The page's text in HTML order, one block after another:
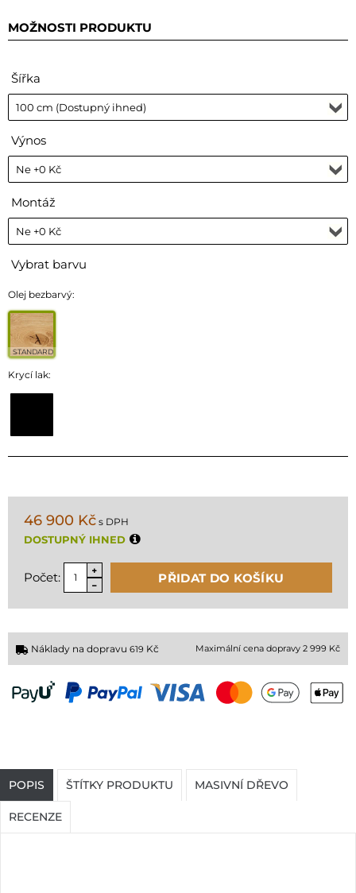
MOŽNOSTI PRODUKTU
Šířka
Výnos
Montáž
Vybrat barvu
Olej bezbarvý:
STANDARD
Krycí lak:
46 900 Kč s DPH
DOSTUPNÝ IHNED
Počet: PŘIDAT DO KOŠÍKU
Náklady na dopravu 619 Kč Maximální cena dopravy 2 999 Kč
POPIS ŠTÍTKY PRODUKTU MASIVNÍ DŘEVO
RECENZE